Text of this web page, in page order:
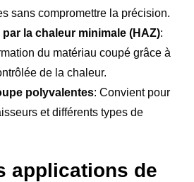
sans compromettre la précision.
la chaleur minimale (HAZ):
du matériau coupé grâce à
de la chaleur.
polyvalentes: Convient pour
et différents types de
applications de